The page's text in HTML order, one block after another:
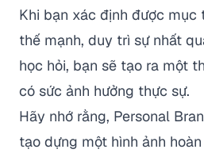
Khi bạn xác định được
thế mạnh, duy trì sự nhất
học hỏi, bạn sẽ tạo ra một
có sức ảnh hưởng thực sự.
Hãy nhớ rằng, Personal
tạo dựng một hình ảnh